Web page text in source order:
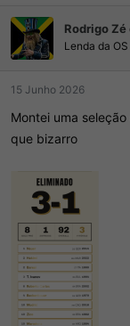
ç
õ
e
s
Rodrigo Zé
Lenda da
15 Junho 2026
Montei uma
que bizarro